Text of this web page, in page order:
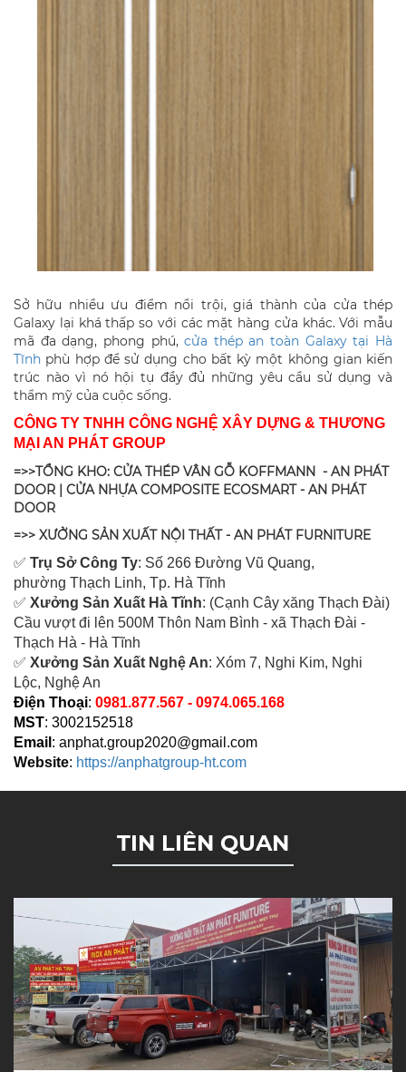
Sở hữu nhiều ưu điểm nổi trội, giá thành của cửa thép
Galaxy lại khá thấp so với các mặt hàng cửa khác. Với mẫu
mã đa dạng, phong phú,cửa thép an toàn Galaxy tại Hà
Tĩnh phù hợp để sử dụng cho bất kỳ một không gian kiến
trúc nào vì nó hội tụ đầy đủ những yêu cầu sử dụng và
thẩm mỹ của cuộc sống.
CÔNG TY TNHH CÔNG NGHỆ XÂY DỰNG & THƯƠNG
MẠI AN PHÁT GROUP
=>>TỔNG KHO: CỬA THÉP VÂN GỖ KOFFMANN - AN PHÁT
DOOR | CỬA NHỰA COMPOSITE ECOSMART - AN PHÁT
DOOR
=>> XƯỞNG SẢN XUẤT NỘI THẤT - AN PHÁT FURNITURE
✅ Trụ Sở Công Ty: Số 266 Đường Vũ Quang,
phường Thạch Linh, Tp. Hà Tĩnh
✅ Xưởng Sản Xuất Hà Tĩnh: (Cạnh Cây xăng Thạch Đài)
Cầu vượt đi lên 500M Thôn Nam Bình - xã Thạch Đài -
Thạch Hà - Hà Tĩnh
✅ Xưởng Sản Xuất Nghệ An: Xóm 7, Nghi Kim, Nghi
Lộc, Nghệ An
Điện Thoại: 0981.877.567 - 0974.065.168
MST: 3002152518
Email : anphat.group2020@gmail.com
Website: https://anphatgroup-ht.com
TIN LIÊN QUAN